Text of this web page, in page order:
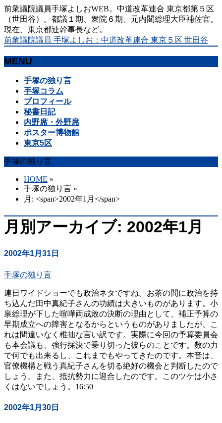
前衆議院議員手塚よしおWEB。中道改革連合 東京都第５区
（世田谷）。都議１期、衆院６期、元内閣総理大臣補佐官。
現在、東京都連幹事長など。
前衆議院議員 手塚よしお：中道改革連合 東京５区 世田谷
MENU
手塚の独り言
手塚コラム
プロフィール
秘書日記
内野席・外野席
ポスター博物館
東京5区
手塚の独り言
HOME »
手塚の独り言 »
月: <span>2002年1月</span>
月別アーカイブ: 2002年1月
2002年1月31日
手塚の独り言
連日ワイドショーでも政治ネタですね。お茶の間に政治を持
ち込んだ田中真紀子さんの功績は大きいものがあります。小
泉総理が下した喧嘩両成敗の決断の理由として、補正予算の
早期成立への障害となるからというものがありましたが、こ
れは間違いなく稚拙な言い訳です。実際に今回の予算委員会
も本会議も、強行採決で乗り切った彼らのことです。数の力
で何でも出来るし、これまでもやってきたのです。本音は、
官僚機構と戦う真紀子さんを切る絶好の機会と判断したので
しょう。また、抵抗勢力に迎合したのです。このツケは小さ
くはないでしょう。16:50
2002年1月30日